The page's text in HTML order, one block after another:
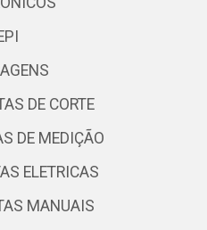
DE CORTE
DE MEDIÇÃO
ELETRICAS
MANUAIS